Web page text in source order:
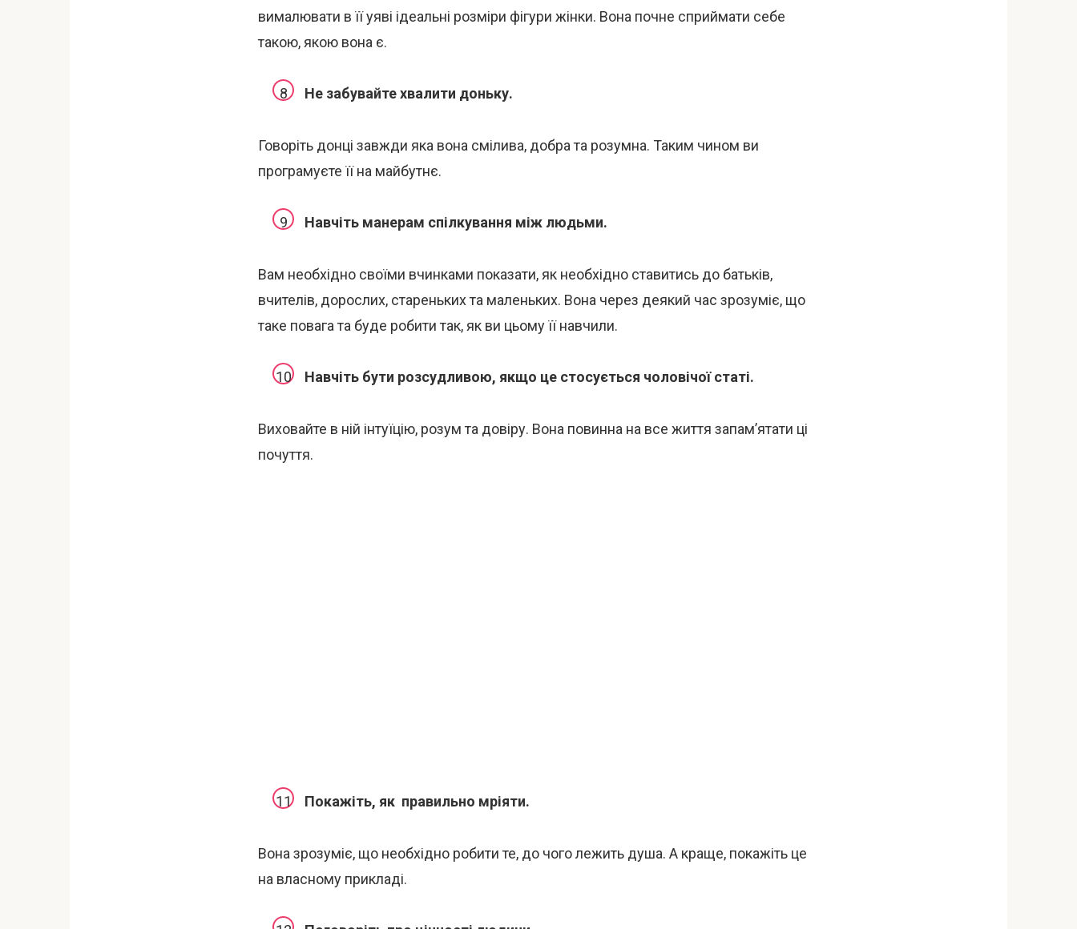
вималювати в її уяві ідеальні розміри фігури жінки. Вона почне сприймати себе
такою, якою вона є.
Не забувайте хвалити доньку.
Говоріть донці завжди яка вона смілива, добра та розумна. Таким чином ви
програмуєте її на майбутнє.
Навчіть манерам спілкування між людьми.
Вам необхідно своїми вчинками показати, як необхідно ставитись до батьків,
вчителів, дорослих, стареньких та маленьких. Вона через деякий час зрозуміє, що
таке повага та буде робити так, як ви цьому її навчили.
Навчіть бути розсудливою, якщо це стосується чоловічої статі.
Виховайте в ній інтуїцію, розум та довіру. Вона повинна на все життя запам’ятати ці
почуття.
Покажіть, як правильно мріяти.
Вона зрозуміє, що необхідно робити те, до чого лежить душа. А краще, покажіть це
на власному прикладі.